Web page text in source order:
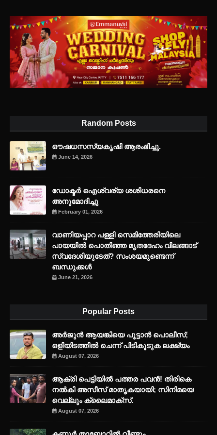
Random Posts
ഔഷധസസ്യകൃഷി ആരംഭിച്ചു.
June 14, 2026
ഡോക്ടർ ഐശ്വര്യ ശശിധരനെ
അനുമോദിച്ചു
February 01, 2026
വാണിയപ്പാറ പള്ളി സെമിത്തേരിയിലെ
പായയിൽ പൊതിഞ്ഞ മൃതദേഹം വിലങ്ങാട്
സ്വദേശിയുടേത്? സംശയമുണ്ടെന്ന്
ബന്ധുക്കൾ
June 21, 2026
Popular Posts
അര്‍ജുന്‍ ആയങ്കിയെ പൂട്ടാന്‍ പൊലീസ്;
ഒളിയിടത്തില്‍ ചെന്ന് പിടികൂടുക ലക്ഷ്യം
August 07, 2026
ആക്രി പെട്ടിയിൽ പത്തര പവൻ! തിരികെ
നൽകി അസീസ് മാതൃകയായി; സിനിമയെ
വെല്ലും ക്ലൈമാക്സ്.
August 07, 2026